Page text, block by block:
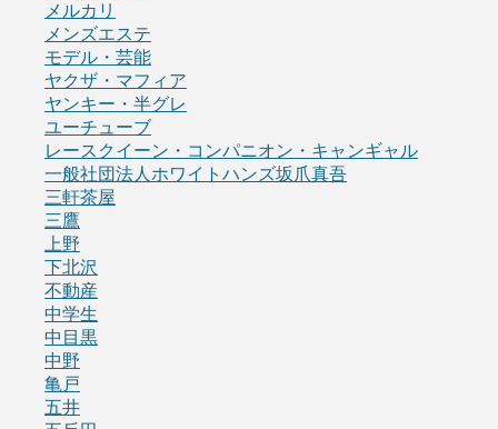
メルカリ
メンズエステ
モデル・芸能
ヤクザ・マフィア
ヤンキー・半グレ
ユーチューブ
レースクイーン・コンパニオン・キャンギャル
一般社団法人ホワイトハンズ坂爪真吾
三軒茶屋
三鷹
上野
下北沢
不動産
中学生
中目黒
中野
亀戸
五井